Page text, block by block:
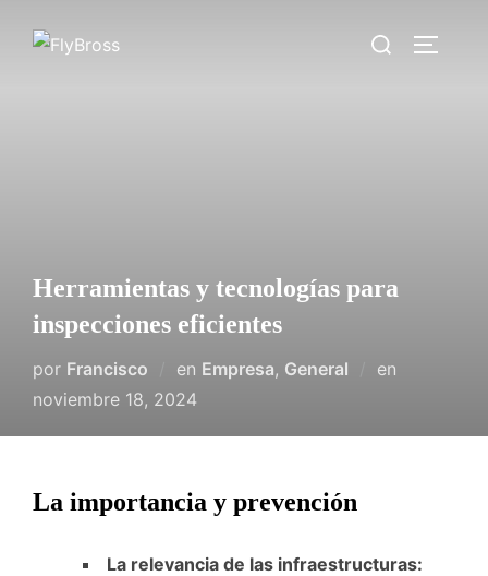
Buscar:
Herramientas y tecnologías para
inspecciones eficientes
por Francisco en Empresa, General en
noviembre 18, 2024
La importancia y prevención
La relevancia de las infraestructuras: